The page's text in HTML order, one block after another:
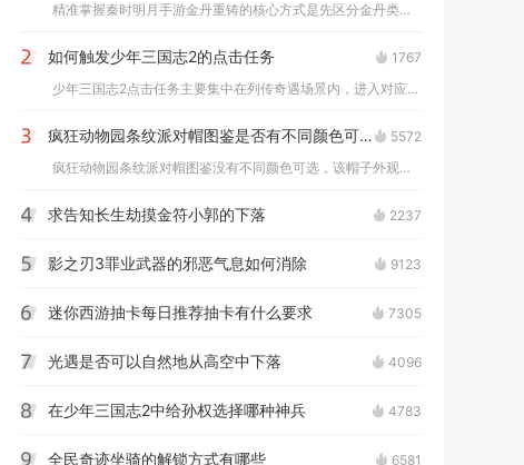
精准掌握秦时明月手游金丹重铸的核心方式是先区分金丹类型与弟子...
2 如何触发少年三国志2的点击任务
1767
少年三国志2点击任务主要集中在列传奇遇场景内，进入对应列传地...
3 疯狂动物园条纹派对帽图鉴是否有不同颜色可选
5572
疯狂动物园条纹派对帽图鉴没有不同颜色可选，该帽子外观固定，不...
4 求告知长生劫摸金符小郭的下落 2237
5 影之刃3罪业武器的邪恶气息如何消除 9123
6 迷你西游抽卡每日推荐抽卡有什么要求 7305
7 光遇是否可以自然地从高空中下落 4096
8 在少年三国志2中给孙权选择哪种神兵 4783
9 全民奇迹坐骑的解锁方式有哪些 6581